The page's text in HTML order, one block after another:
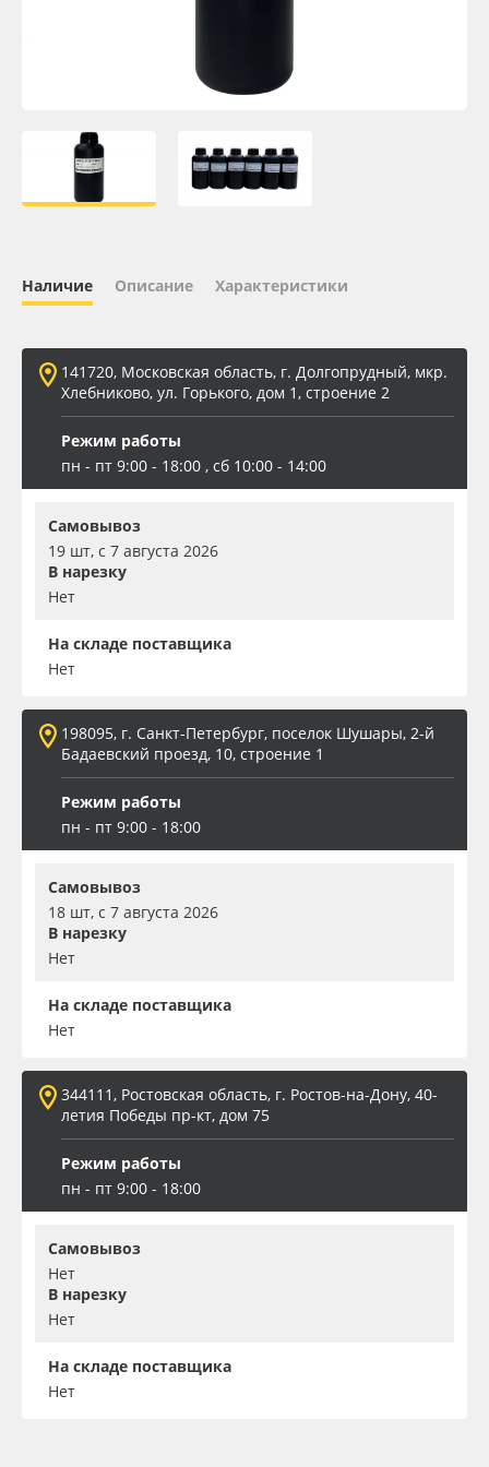
Плёнка монтажная Oratape
ПЭТ листовой
Баннер
Заготовки для сувениров
Наличие Описание Характеристики
141720, Московская область, г. Долгопрудный, мкр.
Хлебниково, ул. Горького, дом 1, строение 2
Режим работы
пн - пт 9:00 - 18:00 , сб 10:00 - 14:00
Самовывоз
19 шт, с 7 августа 2026
В нарезку
Нет
На складе поставщика
Нет
198095, г. Санкт-Петербург, поселок Шушары, 2-й
Бадаевский проезд, 10, строение 1
Режим работы
пн - пт 9:00 - 18:00
Самовывоз
18 шт, с 7 августа 2026
В нарезку
Нет
На складе поставщика
Нет
344111, Ростовская область, г. Ростов-на-Дону, 40-
летия Победы пр-кт, дом 75
Режим работы
пн - пт 9:00 - 18:00
Самовывоз
Нет
В нарезку
Нет
На складе поставщика
Нет